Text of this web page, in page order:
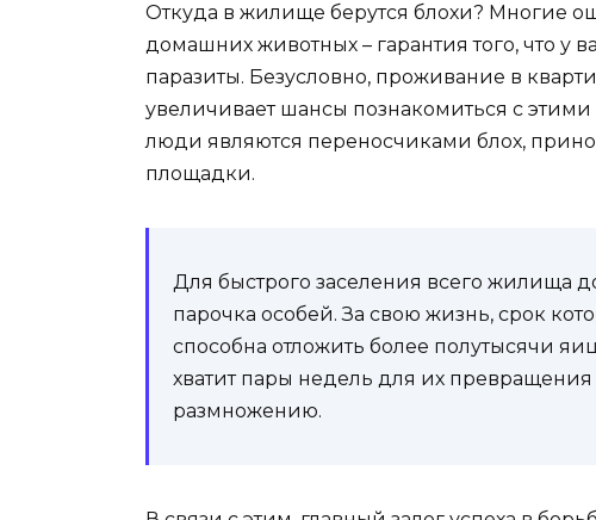
Откуда в жилище берутся блохи? Многие
домашних животных – гарантия того, что у
паразиты. Безусловно, проживание в
увеличивает шансы познакомиться с
люди являются переносчиками блох,
площадки.
Для быстрого заселения всего жилища
парочка особей. За свою жизнь, срок
способна отложить более полутысячи
хватит пары недель для их
размножению.